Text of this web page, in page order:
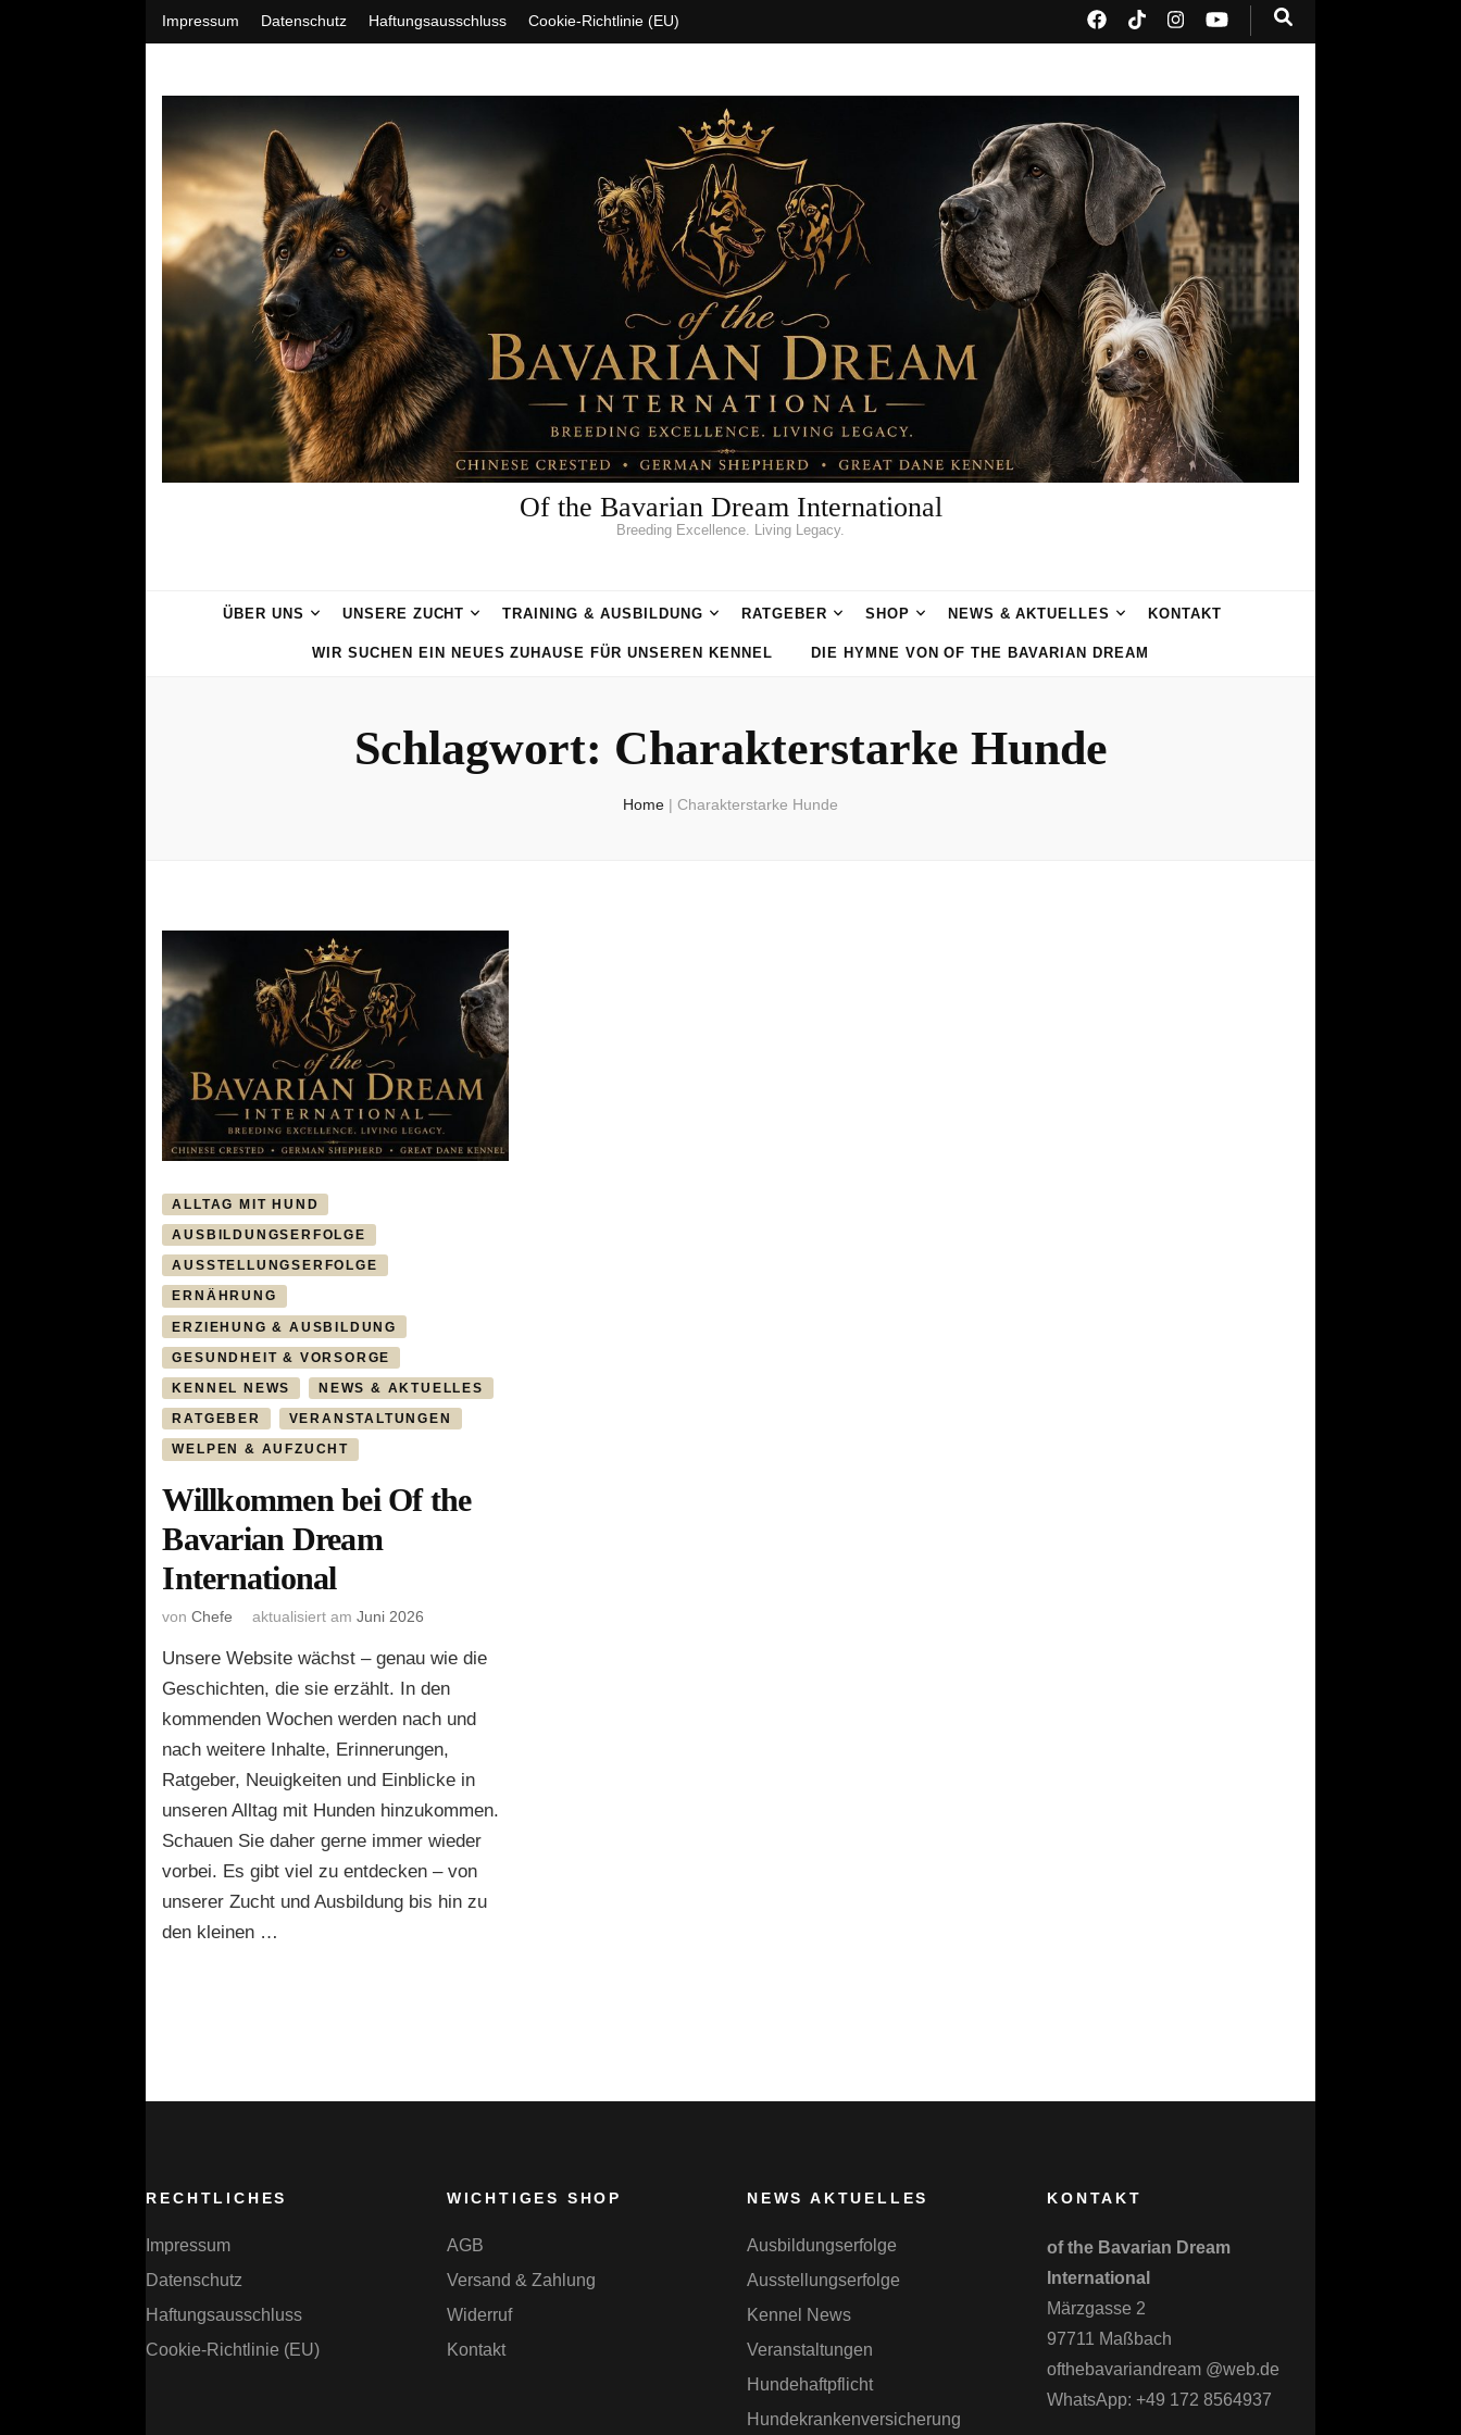
Impressum Datenschutz Haftungsausschluss Cookie-Richtlinie (EU)
Of the Bavarian Dream International
Breeding Excellence. Living Legacy.
ÜBER UNS UNSERE ZUCHT TRAINING & AUSBILDUNG RATGEBER SHOP NEWS & AKTUELLES KONTAKT
WIR SUCHEN EIN NEUES ZUHAUSE FÜR UNSEREN KENNEL DIE HYMNE VON OF THE BAVARIAN DREAM
Schlagwort: Charakterstarke Hunde
Home | Charakterstarke Hunde
ALLTAG MIT HUND
AUSBILDUNGSERFOLGE
AUSSTELLUNGSERFOLGE
ERNÄHRUNG
ERZIEHUNG & AUSBILDUNG
GESUNDHEIT & VORSORGE
KENNEL NEWS NEWS & AKTUELLES
RATGEBER VERANSTALTUNGEN
WELPEN & AUFZUCHT
Willkommen bei Of the
Bavarian Dream
International
vonChefe aktualisiert amJuni 2026
Unsere Website wächst – genau wie die
Geschichten, die sie erzählt. In den
kommenden Wochen werden nach und
nach weitere Inhalte, Erinnerungen,
Ratgeber, Neuigkeiten und Einblicke in
unseren Alltag mit Hunden hinzukommen.
Schauen Sie daher gerne immer wieder
vorbei. Es gibt viel zu entdecken – von
unserer Zucht und Ausbildung bis hin zu
den kleinen …
RECHTLICHES
Impressum
Datenschutz
Haftungsausschluss
Cookie-Richtlinie (EU)
WICHTIGES SHOP
AGB
Versand & Zahlung
Widerruf
Kontakt
NEWS AKTUELLES
Ausbildungserfolge
Ausstellungserfolge
Kennel News
Veranstaltungen
Hundehaftpflicht
Hundekrankenversicherung
KONTAKT
of the Bavarian Dream
International
Märzgasse 2
97711 Maßbach
ofthebavariandream @web.de
WhatsApp: +49 172 8564937